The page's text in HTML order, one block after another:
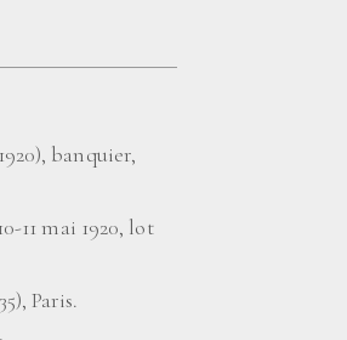
banquier,
11 mai 1920, lot
Paris.